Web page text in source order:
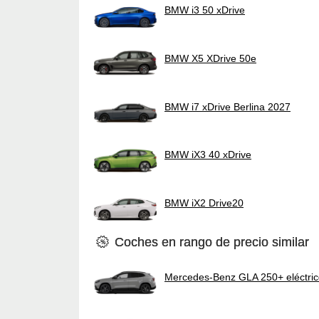
BMW i3 50 xDrive
BMW X5 XDrive 50e
BMW i7 xDrive Berlina 2027
BMW iX3 40 xDrive
BMW iX2 Drive20
Coches en rango de precio similar
Mercedes-Benz GLA 250+